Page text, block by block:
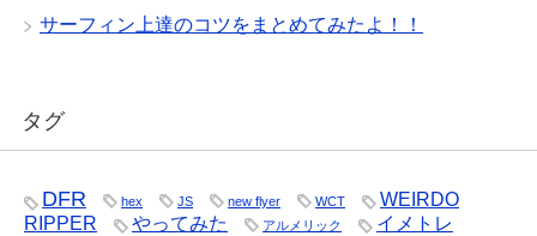
サーフィン上達のコツをまとめてみたよ！！
タグ
DFR hex JS new flyer WCT
WEIRDO
RIPPER
やってみた アルメリック イメトレ